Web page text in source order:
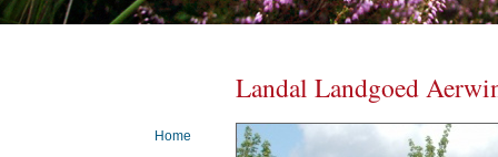
Home
Landal Landgoed